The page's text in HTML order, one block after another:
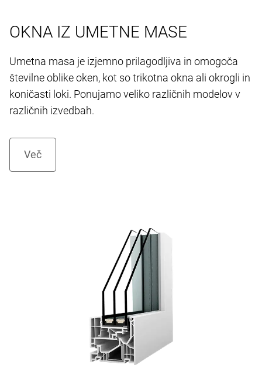
OKNA IZ UMETNE MASE
Umetna masa je izjemno prilagodljiva in omogoča
številne oblike oken, kot so trikotna okna ali okrogli in
koničasti loki. Ponujamo veliko različnih modelov v
različnih izvedbah.